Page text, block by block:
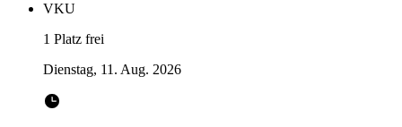
VKU
1 Platz frei
Dienstag, 11. Aug. 2026